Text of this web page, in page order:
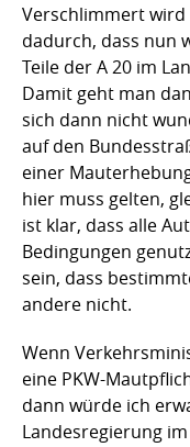
Verschlimmert
dadurch, dass nun
Teile der A 20 im
Damit geht man
sich dann nicht
auf den
einer
hier muss gelten,
ist klar, dass alle
Bedingungen
sein, dass
andere nicht.
Wenn
eine PKW-
dann würde ich
Landesregierung